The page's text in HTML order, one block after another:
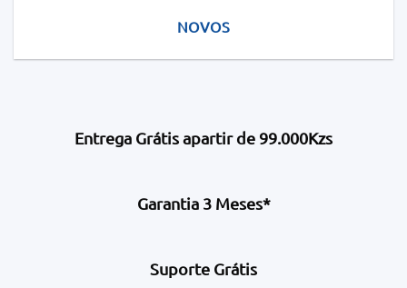
NOVOS
Entrega Grátis apartir de 99.000Kzs
Garantia 3 Meses*
Suporte Grátis